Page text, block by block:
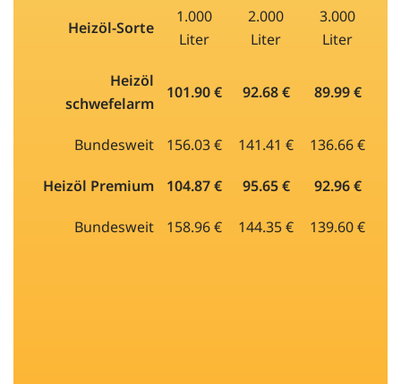
Heizöl-Sorte
1.000
Liter
2.000
Liter
3.000
Liter
Heizöl
schwefelarm
101.90 € 92.68 € 89.99 €
Bundesweit 156.03 € 141.41 € 136.66 €
Heizöl Premium 104.87 € 95.65 € 92.96 €
Bundesweit 158.96 € 144.35 € 139.60 €